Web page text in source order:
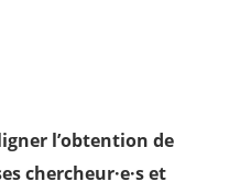
l’obtention de
chercheur·e·s et